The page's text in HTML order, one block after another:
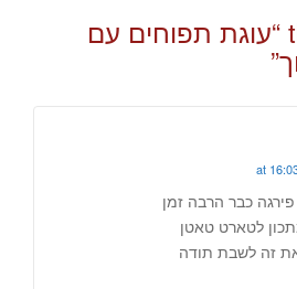
עוגת תפוחים עם
”
כבר הרבה זמן
לטארט טאטן
את זה לשבת תודה